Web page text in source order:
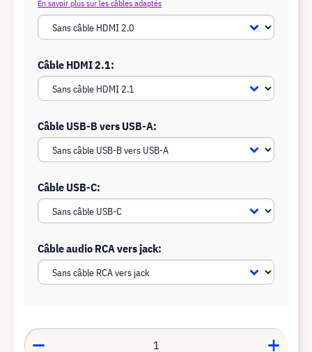
En savoir plus sur les câbles adaptés
Câble HDMI 2.1:
Câble USB-B vers USB-A:
Câble USB-C:
Câble audio RCA vers jack: